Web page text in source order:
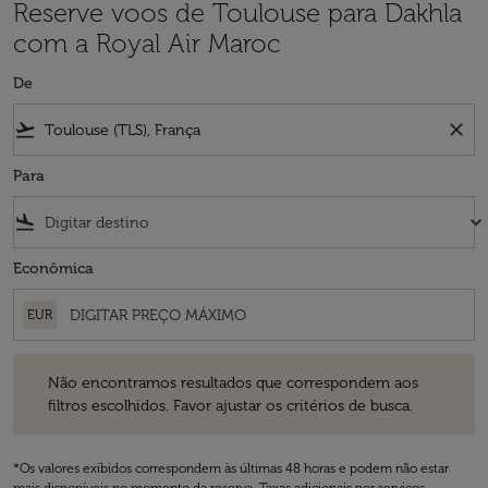
Reserve voos de Toulouse para Dakhla
com a Royal Air Maroc
De
flight_takeoff close
Para
flight_land keyboard_arrow_down
Econômica
EUR
Não encontramos resultados que correspondem aos
filtros escolhidos. Favor ajustar os critérios de busca.
*Os valores exibidos correspondem às últimas 48 horas e podem não estar